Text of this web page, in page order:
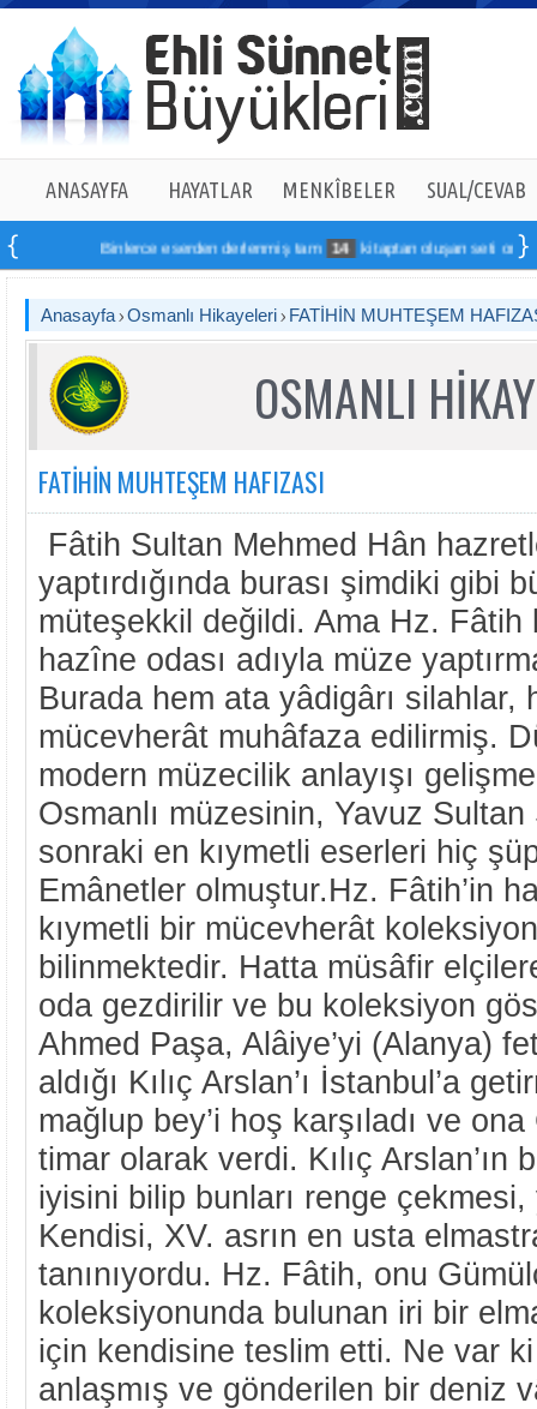
ANASAYFA HAYATLAR MENKÎBELER SUAL/CEVAB
Binlerce eserden derlenmiş tam 14 kitaptan oluşan seti online
Anasayfa Osmanlı Hikayeleri FATİHİN MUHTEŞEM
OSMANLI
FATİHİN MUHTEŞEM HAFIZASI
Fâtih Sultan Mehmed Hân
yaptırdığında burası şimdiki gibi
müteşekkil değildi. Ama Hz. Fâtih
hazîne odası adıyla müze
Burada hem ata yâdigârı silahlar,
mücevherât muhâfaza edilirmiş.
modern müzecilik anlayışı
Osmanlı müzesinin, Yavuz Sultan
sonraki en kıymetli eserleri hiç
Emânetler olmuştur.Hz. Fâtih’in
kıymetli bir mücevherât
bilinmektedir. Hatta müsâfir
oda gezdirilir ve bu koleksiyon
Ahmed Paşa, Alâiye’yi (Alanya)
aldığı Kılıç Arslan’ı İstanbul’a
mağlup bey’i hoş karşıladı ve
timar olarak verdi. Kılıç Arslan’ın
iyisini bilip bunları renge
Kendisi, XV. asrın en usta
tanınıyordu. Hz. Fâtih, onu
koleksiyonunda bulunan iri bir
için kendisine teslim etti. Ne var ki
anlaşmış ve gönderilen bir deniz